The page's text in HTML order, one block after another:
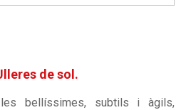
de sol.
bellíssimes, subtils i àgils,